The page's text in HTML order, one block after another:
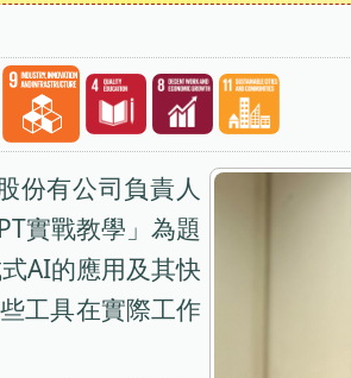
份有公司負責人
實戰教學」為題
AI的應用及其快
工具在實際工作